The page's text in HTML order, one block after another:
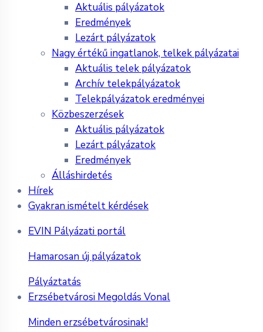
Aktuális pályázatok
Eredmények
Lezárt pályázatok
Nagy értékű ingatlanok, telkek pályázatai
Aktuális telek pályázatok
Archív telekpályázatok
Telekpályázatok eredményei
Közbeszerzések
Aktuális pályázatok
Lezárt pályázatok
Eredmények
Álláshirdetés
Hírek
Gyakran ismételt kérdések
EVIN Pályázati portál
Hamarosan új pályázatok
Pályáztatás
Erzsébetvárosi Megoldás Vonal
Minden erzsébetvárosinak!